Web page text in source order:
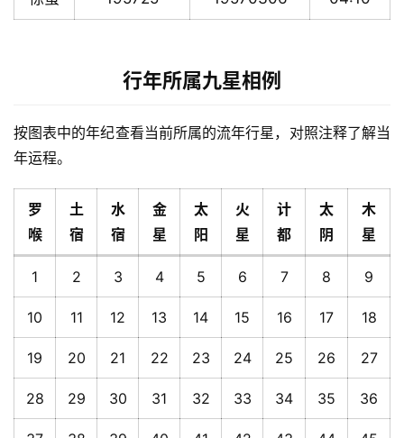
行年所属九星相例
按图表中的年纪查看当前所属的流年行星，对照注释了解当
年运程。
罗
喉
土
宿
水
宿
金
星
太
阳
火
星
计
都
太
阴
木
星
1 2 3 4 5 6 7 8 9
10 11 12 13 14 15 16 17 18
19 20 21 22 23 24 25 26 27
28 29 30 31 32 33 34 35 36